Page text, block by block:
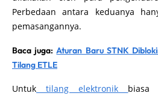
Perbedaan antara keduanya
pemasangannya.
Baca juga:Aturan Baru STNK
Tilang ETLE
Untuk tilang elektronik